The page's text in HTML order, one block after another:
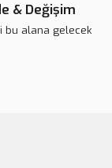
& Değişim
bu alana gelecek